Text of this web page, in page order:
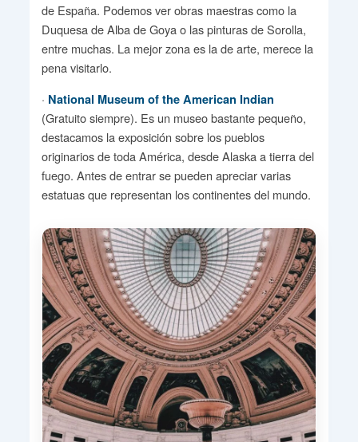
de España. Podemos ver obras maestras como la
Duquesa de Alba de Goya o las pinturas de Sorolla,
entre muchas. La mejor zona es la de arte, merece la
pena visitarlo.
· National Museum of the American Indian
(Gratuito siempre). Es un museo bastante pequeño,
destacamos la exposición sobre los pueblos
originarios de toda América, desde Alaska a tierra del
fuego. Antes de entrar se pueden apreciar varias
estatuas que representan los continentes del mundo.